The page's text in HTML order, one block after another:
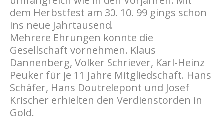
dem Herbstfest am 30. 10. 99 gings schon
ins neue Jahrtausend.
Mehrere Ehrungen konnte die
Gesellschaft vornehmen. Klaus
Dannenberg, Volker Schriever, Karl-Heinz
Peuker für je 11 Jahre Mitgliedschaft. Hans
Schäfer, Hans Doutrelepont und Josef
Krischer erhielten den Verdienstorden in
Gold.